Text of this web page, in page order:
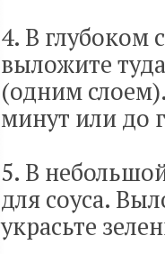
4. В глубоком
выложите
(одним
минут или до
5. В
для соуса.
украсьте